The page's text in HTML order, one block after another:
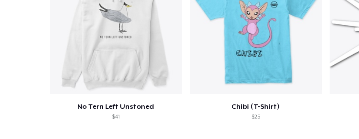
No Tern Left Unstoned
$41
Chibi (T-Shirt)
$25